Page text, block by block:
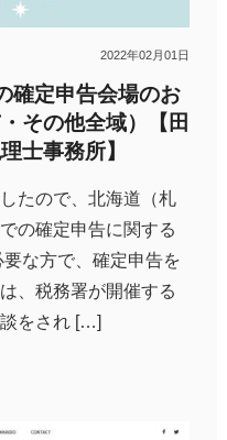
2022年02月01日
確定申告会場のお
その他全域）【田
士事務所】
たので、北海道（札
の確定申告に関する
な方で、確定申告を
、税務署が開催する
をされ […]